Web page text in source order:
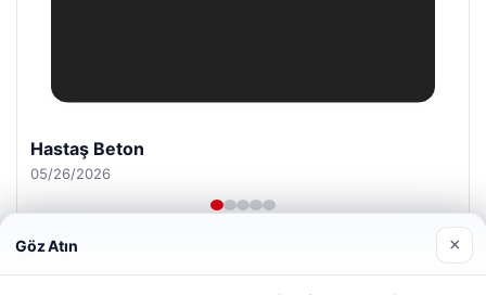
Prenses Night Club
04/29/2026
Göz Atın ×